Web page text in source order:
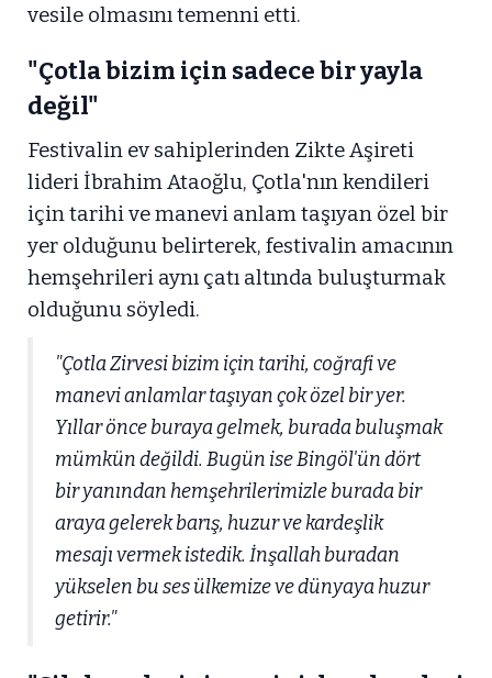
vesile olmasını temenni etti.
"Çotla bizim için sadece bir yayla
değil"
Festivalin ev sahiplerinden Zikte Aşireti
lideri İbrahim Ataoğlu, Çotla'nın kendileri
için tarihi ve manevi anlam taşıyan özel bir
yer olduğunu belirterek, festivalin amacının
hemşehrileri aynı çatı altında buluşturmak
olduğunu söyledi.
"Çotla Zirvesi bizim için tarihi, coğrafi ve
manevi anlamlar taşıyan çok özel bir yer.
Yıllar önce buraya gelmek, burada buluşmak
mümkün değildi. Bugün ise Bingöl'ün dört
bir yanından hemşehrilerimizle burada bir
araya gelerek barış, huzur ve kardeşlik
mesajı vermek istedik. İnşallah buradan
yükselen bu ses ülkemize ve dünyaya huzur
getirir."